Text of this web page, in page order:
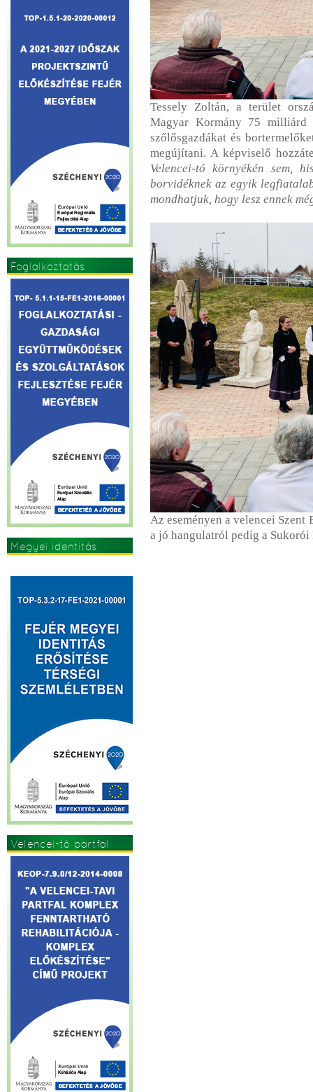
Foglalkoztatás
Megyei identitás
Velencei-tó partfal
Tessely Zoltán, a terület
Magyar Kormány 75 milliárd
szőlősgazdákat és
megújítani. A képviselő
Velencei-tó környékén sem,
borvidéknek az egyik
mondhatjuk, hogy lesz ennek
Az eseményen a velencei
a jó hangulatról pedig a